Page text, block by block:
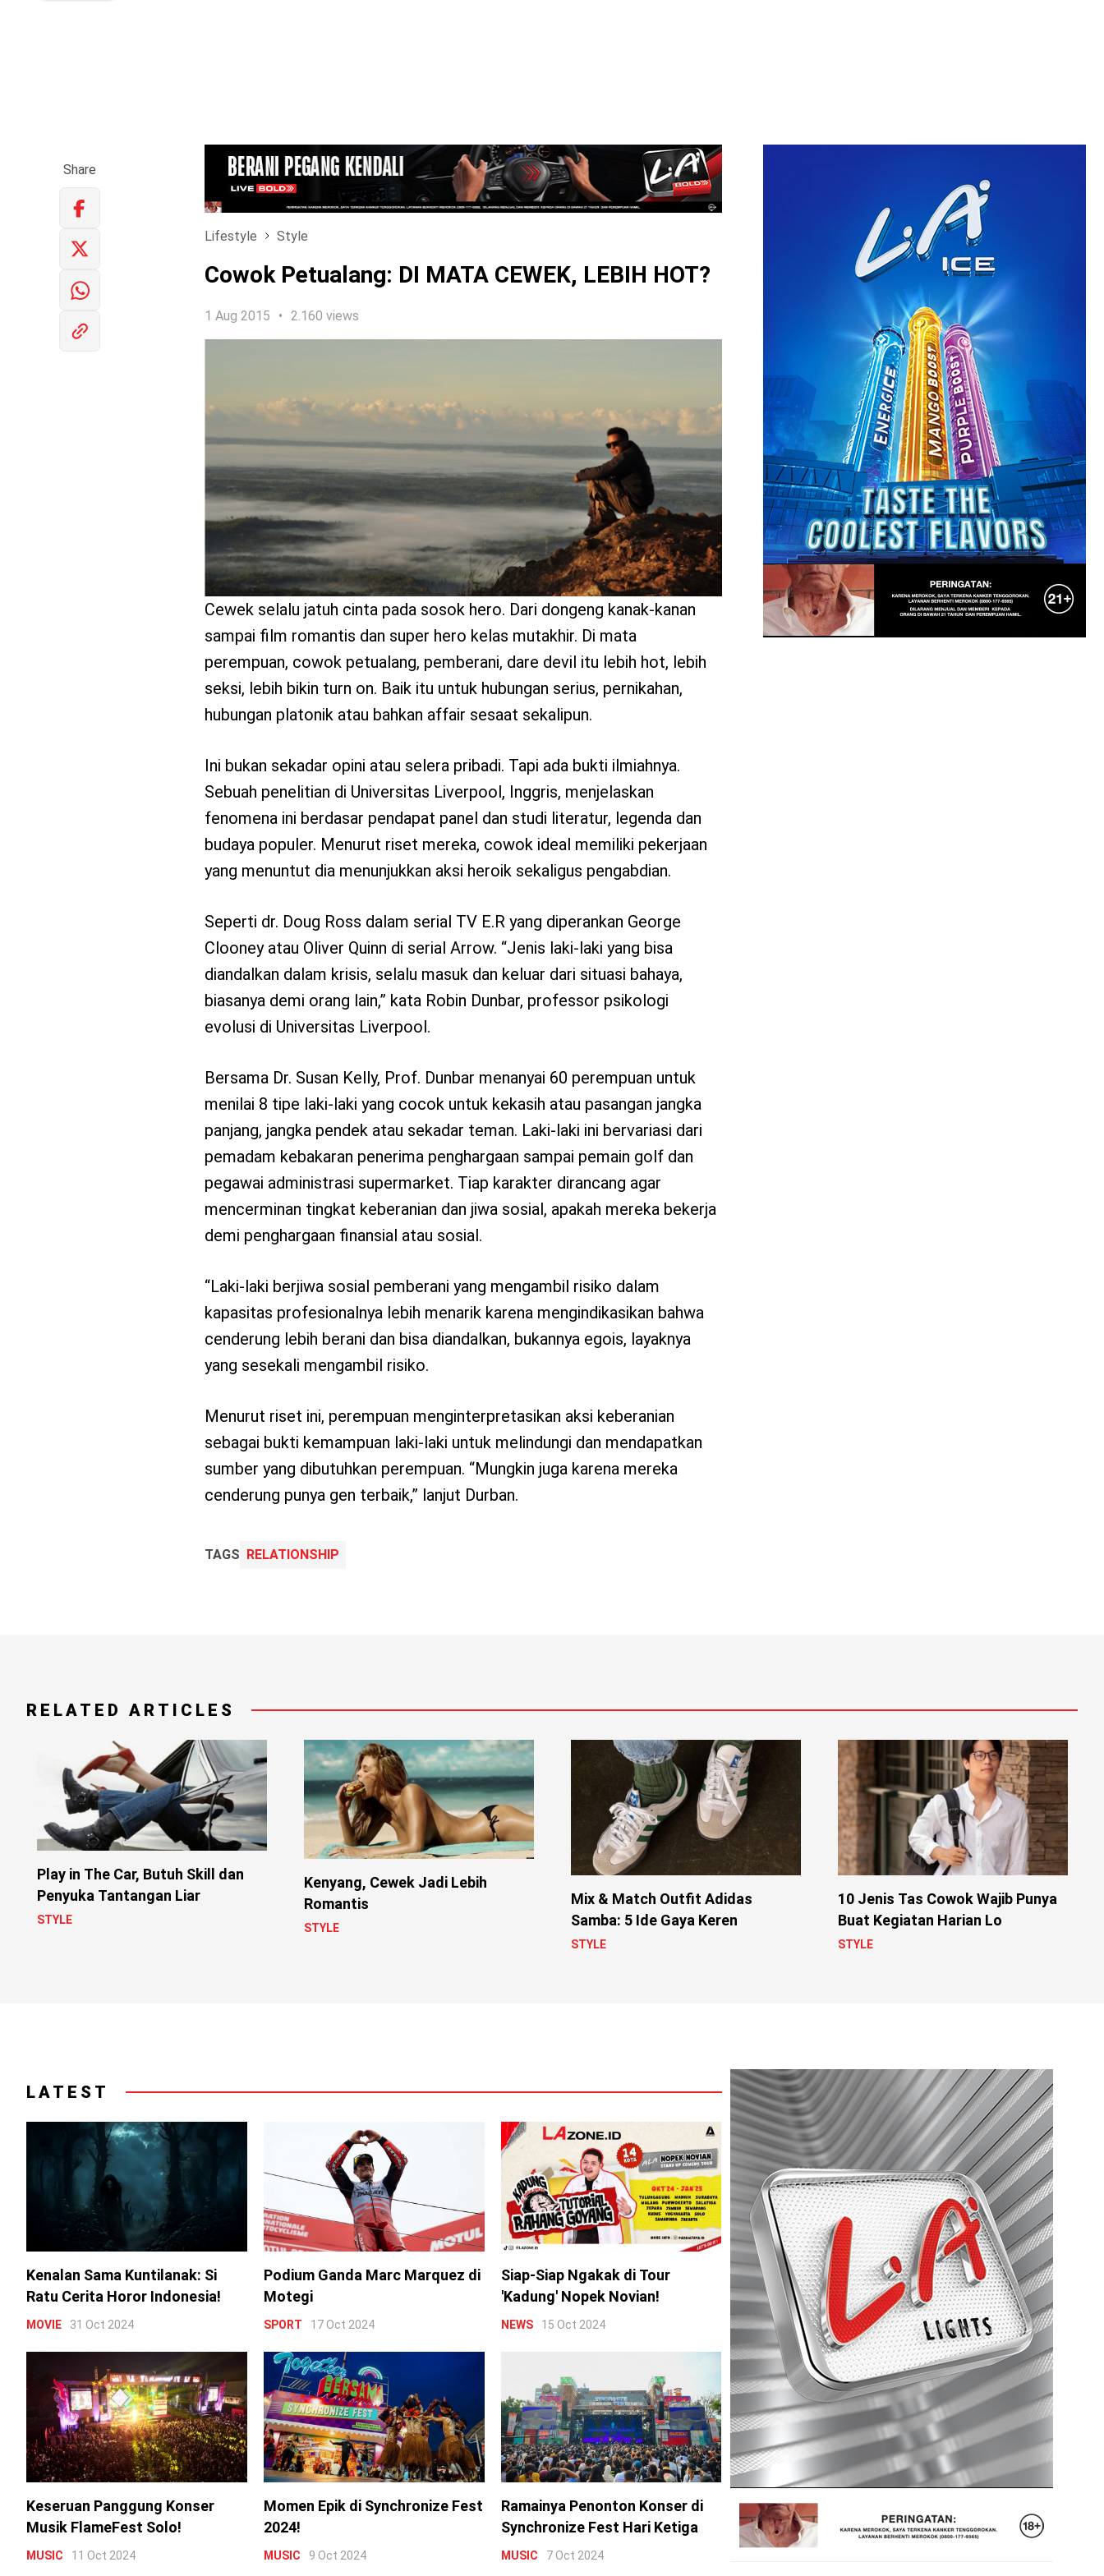
benefit
menarik
LOGIN
Share
Lifestyle Style
Cowok Petualang: DI MATA CEWEK, LEBIH HOT?
1 Aug 2015 2.160 views
Cewek selalu jatuh cinta pada sosok hero. Dari dongeng kanak-kanan
sampai film romantis dan super hero kelas mutakhir. Di mata
perempuan, cowok petualang, pemberani, dare devil itu lebih hot, lebih
seksi, lebih bikin turn on. Baik itu untuk hubungan serius, pernikahan,
hubungan platonik atau bahkan affair sesaat sekalipun.
Ini bukan sekadar opini atau selera pribadi. Tapi ada bukti ilmiahnya.
Sebuah penelitian di Universitas Liverpool, Inggris, menjelaskan
fenomena ini berdasar pendapat panel dan studi literatur, legenda dan
budaya populer. Menurut riset mereka, cowok ideal memiliki pekerjaan
yang menuntut dia menunjukkan aksi heroik sekaligus pengabdian.
Seperti dr. Doug Ross dalam serial TV E.R yang diperankan George
Clooney atau Oliver Quinn di serial Arrow. “Jenis laki-laki yang bisa
diandalkan dalam krisis, selalu masuk dan keluar dari situasi bahaya,
biasanya demi orang lain,” kata Robin Dunbar, professor psikologi
evolusi di Universitas Liverpool.
Bersama Dr. Susan Kelly, Prof. Dunbar menanyai 60 perempuan untuk
menilai 8 tipe laki-laki yang cocok untuk kekasih atau pasangan jangka
panjang, jangka pendek atau sekadar teman. Laki-laki ini bervariasi dari
pemadam kebakaran penerima penghargaan sampai pemain golf dan
pegawai administrasi supermarket. Tiap karakter dirancang agar
mencerminan tingkat keberanian dan jiwa sosial, apakah mereka bekerja
demi penghargaan finansial atau sosial.
“Laki-laki berjiwa sosial pemberani yang mengambil risiko dalam
kapasitas profesionalnya lebih menarik karena mengindikasikan bahwa
cenderung lebih berani dan bisa diandalkan, bukannya egois, layaknya
yang sesekali mengambil risiko.
Menurut riset ini, perempuan menginterpretasikan aksi keberanian
sebagai bukti kemampuan laki-laki untuk melindungi dan mendapatkan
sumber yang dibutuhkan perempuan. “Mungkin juga karena mereka
cenderung punya gen terbaik,” lanjut Durban.
TAGS RELATIONSHIP
RELATED ARTICLES
Play in The Car, Butuh Skill dan
Penyuka Tantangan Liar
STYLE
Kenyang, Cewek Jadi Lebih
Romantis
STYLE
Mix & Match Outfit Adidas
Samba: 5 Ide Gaya Keren
STYLE
10 Jenis Tas Cowok Wajib Punya
Buat Kegiatan Harian Lo
STYLE
LATEST
Kenalan Sama Kuntilanak: Si
Ratu Cerita Horor Indonesia!
MOVIE 31 Oct 2024
Podium Ganda Marc Marquez di
Motegi
SPORT 17 Oct 2024
Siap-Siap Ngakak di Tour
'Kadung' Nopek Novian!
NEWS 15 Oct 2024
Keseruan Panggung Konser
Musik FlameFest Solo!
MUSIC 11 Oct 2024
Momen Epik di Synchronize Fest
2024!
MUSIC 9 Oct 2024
Ramainya Penonton Konser di
Synchronize Fest Hari Ketiga
MUSIC 7 Oct 2024